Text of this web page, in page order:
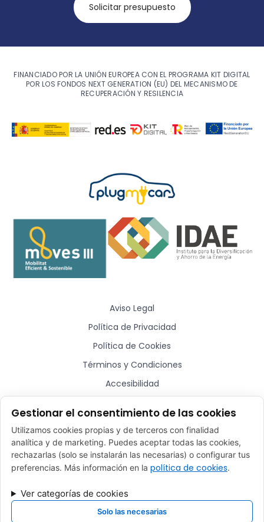
Solicitar presupuesto
FINANCIADO POR LA UNIÓN EUROPEA CON EL PROGRAMA KIT DIGITAL
POR LOS FONDOS NEXT GENERATION (EU) DEL MECANISMO DE
RECUPERACIÓN Y RESILENCIA
Aviso Legal
Política de Privacidad
Política de Cookies
Términos y Condiciones
Accesibilidad
¿Hablamos?
comercial@plugmycar.es
Rafael Batlle, 16 - Barcelona (08017)
Gestionar el consentimiento de las cookies
Utilizamos cookies propias y de terceros con finalidad
analítica y de marketing. Puedes aceptar todas las cookies,
rechazarlas (solo se instalarán las necesarias) o configurar tus
preferencias. Más información en la política de cookies.
Ver categorías de cookies
Solo las necesarias